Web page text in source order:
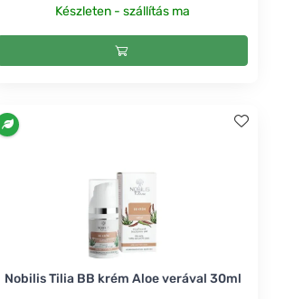
Készleten - szállítás ma
Nobilis Tilia BB krém Aloe verával 30ml